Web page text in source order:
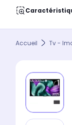
Accueil Tv -